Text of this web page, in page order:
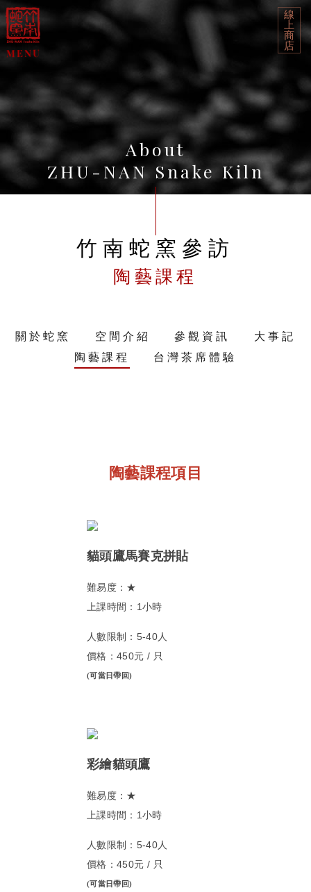
線
上
商
店
About
ZHU-NAN Snake Kiln
竹南蛇窯參訪
陶藝課程
關於蛇窯 空間介紹 參觀資訊
大事記
陶藝課程
台灣茶席體驗
陶藝課程項目
貓頭鷹馬賽克拼貼
難易度：★
上課時間：1小時
人數限制：5-40人
價格：450元 / 只
(可當日帶回)
彩繪貓頭鷹
難易度：★
上課時間：1小時
人數限制：5-40人
價格：450元 / 只
(可當日帶回)